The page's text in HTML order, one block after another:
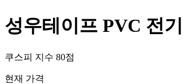
성우테이프 PVC 전
쿠스피 지수 80점
현재 가격